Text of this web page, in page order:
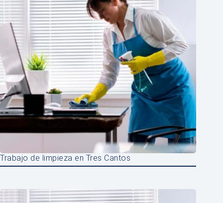
Trabajo de limpieza en Tres Cantos